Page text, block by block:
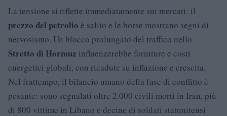
La tensione si riflette immediatamente sui mercati: il
prezzo del petrolio è salito e le borse mostrano segni di
nervosismo. Un blocco prolungato del traffico nello
Stretto di Hormuz influenzerebbe forniture e costi
energetici globali, con ricadute su inflazione e crescita.
Nel frattempo, il bilancio umano della fase di conflitto è
pesante: sono segnalati oltre 2.000 civili morti in Iran, più
di 800 vittime in Libano e decine di soldati statunitensi